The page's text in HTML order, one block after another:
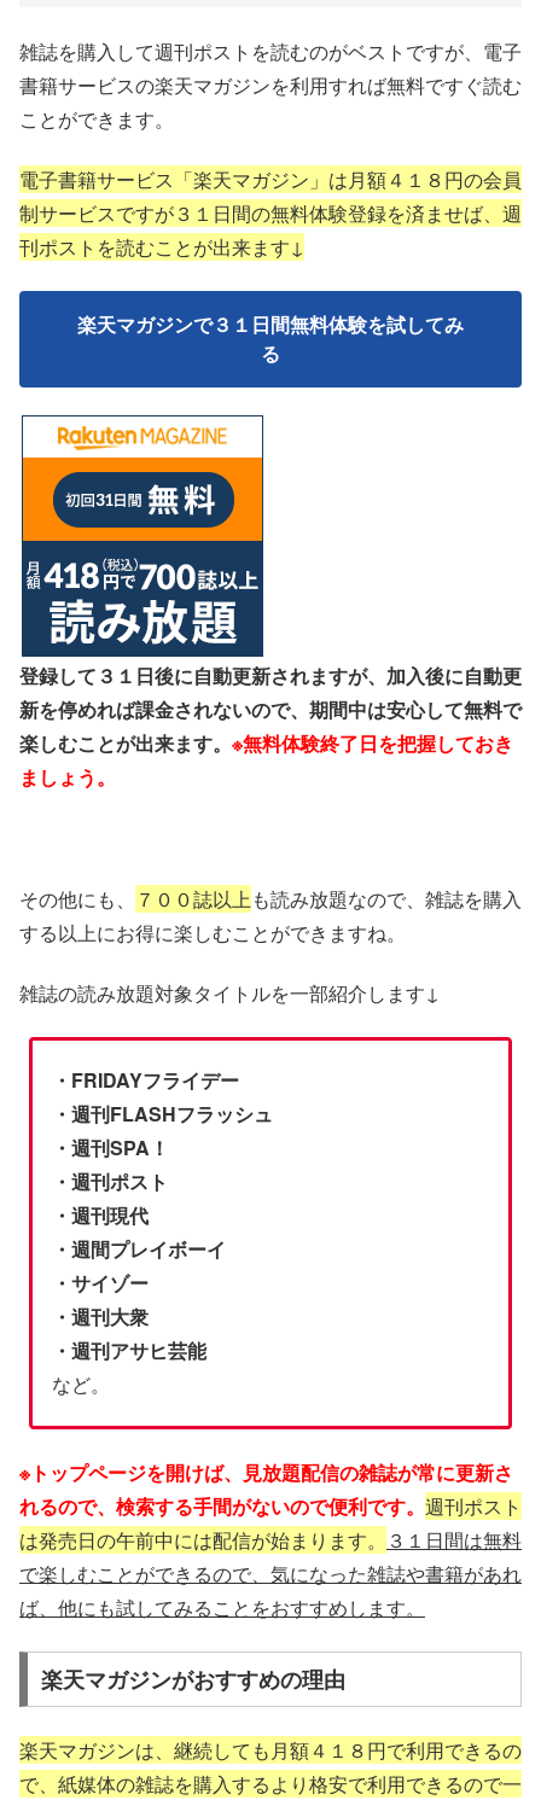
雑誌を購入して週刊ポストを読むのがベストですが、電子
書籍サービスの楽天マガジンを利用すれば無料ですぐ読む
ことができます。
電子書籍サービス「楽天マガジン」は月額４１８円の会員
制サービスですが３１日間の無料体験登録を済ませば、週
刊ポストを読むことが出来ます↓
楽天マガジンで３１日間無料体験を試してみ
る
登録して３１日後に自動更新されますが、加入後に自動更
新を停めれば課金されないので、期間中は安心して無料で
楽しむことが出来ます。 ※無料体験終了日を把握しておき
ましょう。
その他にも、 ７００誌以上 も読み放題なので、雑誌を購入
する以上にお得に楽しむことができますね。
雑誌の読み放題対象タイトルを一部紹介します↓
・FRIDAYフライデー
・週刊FLASHフラッシュ
・週刊SPA！
・週刊ポスト
・週刊現代
・週間プレイボーイ
・サイゾー
・週刊大衆
・週刊アサヒ芸能
など。
※トップページを開けば、見放題配信の雑誌が常に更新さ
れるので、検索する手間がないので便利です。 週刊ポスト
は発売日の午前中には配信が始まります。
３１日間は無料
で楽しむことができるので、気になった雑誌や書籍があれ
ば、他にも試してみることをおすすめします。
楽天マガジンがおすすめの理由
楽天マガジンは、継続しても月額４１８円で利用できるの
で、紙媒体の雑誌を購入するより格安で利用できるので一